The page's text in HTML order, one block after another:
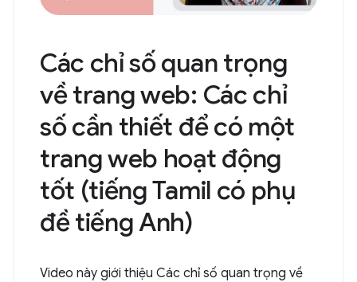
Các chỉ số quan trọng
về trang web: Các chỉ
số cần thiết để có một
trang web hoạt động
tốt (tiếng Tamil có phụ
đề tiếng Anh)
Video này giới thiệu Các chỉ số quan trọng về